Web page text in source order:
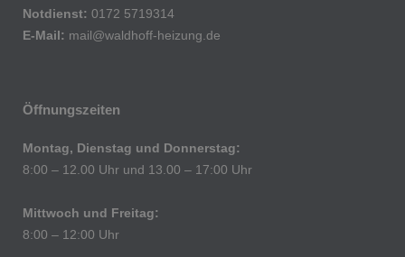
Notdienst: 0172 5719314
E-Mail: mail@waldhoff-heizung.de
Öffnungszeiten
Montag, Dienstag und Donnerstag:
8:00 – 12.00 Uhr und 13.00 – 17:00 Uhr
Mittwoch und Freitag:
8:00 – 12:00 Uhr